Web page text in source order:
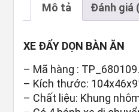
Mô tả Đánh giá
XE ĐẨY DỌN BÀN ĂN
– Mã hàng : TP_680109.
– Kích thước:
– Chất liệu: Khung